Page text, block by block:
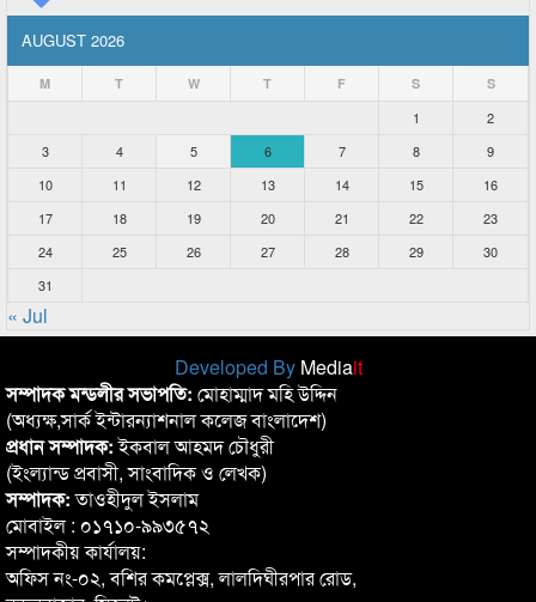
AUGUST 2026
M T W T F S S
1
2
3
4 5 6 7 8
9
10
11 12 13 14 15
16
17
18 19 20 21 22
23
24
25 26 27 28 29
30
31
« Jul
Developed By Mediait
সম্পাদক মন্ডলীর সভাপতি: মোহাম্মাদ মহি উদ্দিন
(অধ্যক্ষ,সার্ক ইন্টারন্যাশনাল কলেজ বাংলাদেশ)
প্রধান সম্পাদক:ইকবাল আহমদ চৌধুরী
(ইংল্যান্ড প্রবাসী, সাংবাদিক ও লেখক)
সম্পাদক:তাওহীদুল ইসলাম
মোবাইল : ০১৭১০-৯৯৩৫৭২
সম্পাদকীয় কার্যালয়:
অফিস নং-০২, বশির কমপ্লেক্স, লালদিঘীরপার রোড,